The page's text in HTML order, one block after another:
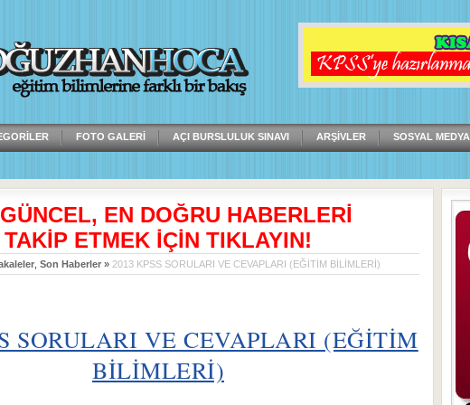
FOTO GALERI AÇI BURSLULUK SINAVI ARŞIVLER SOSYAL MEDYA
EN DOĞRU HABERLERİ
TAKİP ETMEK İÇİN TIKLAYIN!
Son Haberler » 2013 KPSS SORULARI VE CEVAPLARI (EĞİTİM BİLİMLERİ)
SORULARI VE CEVAPLARI (EĞİTİM
BİLİMLERİ)